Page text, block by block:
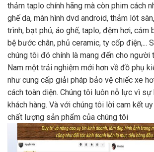
thảm taplo chính hãng mà còn phim cách
ghế da, màn hình dvd android, thảm lót
trình, bạt phủ, áo ghế, taplo, đệm hơi, cảm
bệ bước chân, phủ ceramic, ty cốp điện,...
chúng tôi đó chính là mang đến cho người
Nam một trải nghiệm mới hơn về đồ phụ
như cung cấp giải pháp bảo vệ chiếc xe
cách toàn diện. Chúng tôi luôn nỗ lực vì sự
khách hàng. Và với chúng tôi lời cam kết
chất lượng sản phẩm của chúng tôi